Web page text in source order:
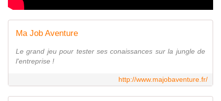
Ma Job Aventure
Le grand jeu pour tester ses conaissances sur la jungle de
l'entreprise !
http://www.majobaventure.fr/